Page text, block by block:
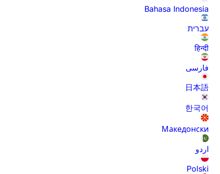
Bahasa Indonesia
עברית
हिन्दी
فارسی
日本語
한국어
Македонски
اردو
Polski